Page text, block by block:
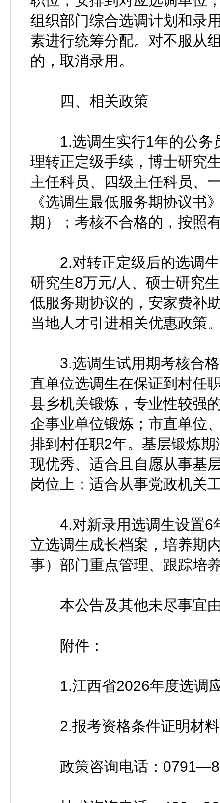
组织部门综合选调计划和录
素进行统筹分配。对不服从
的，取消录用。
四、相关政策
1.选调生实行1年的公务
理转正定级手续，博士研究
主任科员、四级主任科员、
《选调生最低服务期协议书
期）；考核不合格的，按照
2.对转正定级后的选调生
研究生8万元/人、硕士研究
低服务期协议的，安家费补
当地人才引进相关优惠政策
3.选调生试用期考核合格
直单位选调生在保证到村任
县乡机关锻炼，专业性较强
企事业单位锻炼；市直单位
排到村任职2年。基层锻炼期
现优秀、适合且自愿从事基
岗位上；适合从事党政机关
4.对新录用选调生设置6
立选调生成长档案，培养期
事）部门重点管理、跟踪培
本公告及其他未尽事宜由
附件：
1.江西省2026年度选调应
2.报考资格条件证明材料
政策咨询电话：